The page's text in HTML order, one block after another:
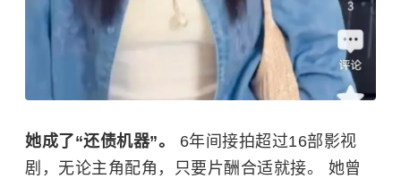
她成了“还债机器”。 6年间接拍超过16部影视
剧，无论主角配角，只要片酬合适就接。 她曾